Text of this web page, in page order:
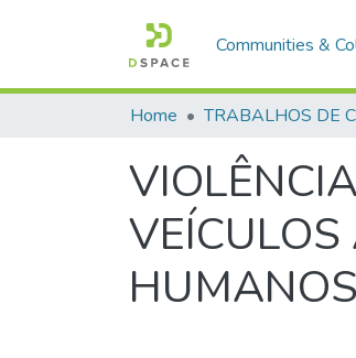
Communities &
Home
HUMANOS